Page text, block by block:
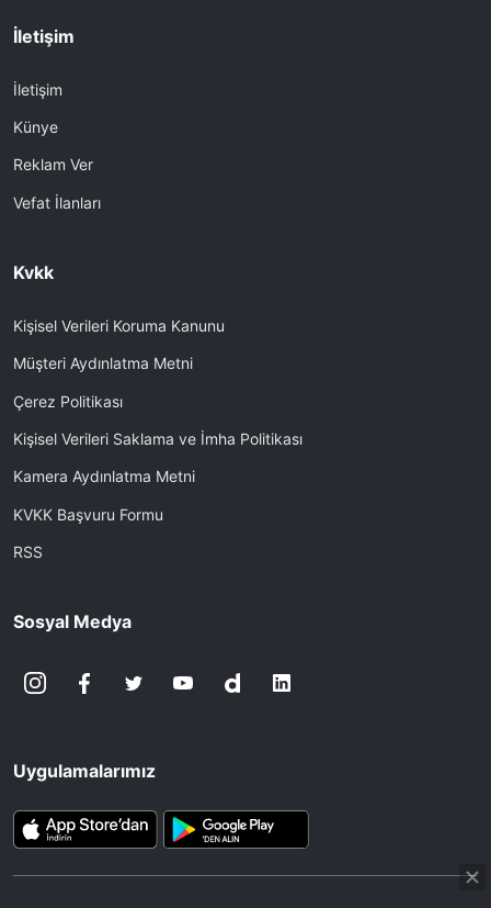
İletişim
İletişim
Künye
Reklam Ver
Vefat İlanları
Kvkk
Kişisel Verileri Koruma Kanunu
Müşteri Aydınlatma Metni
Çerez Politikası
Kişisel Verileri Saklama ve İmha Politikası
Kamera Aydınlatma Metni
KVKK Başvuru Formu
RSS
Sosyal Medya
Uygulamalarımız